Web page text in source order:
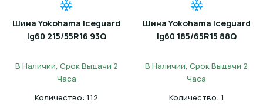
Шина Yokohama Iceguard
Ig60 215/55R16 93Q
В Наличии, Срок Выдачи 2
Часа
Количество: 112
Шина Yokohama Iceguard
Ig60 185/65R15 88Q
В Наличии, Срок Выдачи 2
Часа
Количество: 1